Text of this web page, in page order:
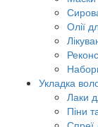
Олії
Укладка
Лаки
Піни